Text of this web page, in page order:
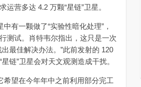
营多达 4.2 万颗“星链”卫星。
一颗做了“实验性暗化处理”，
测试。肖特韦尔指出，这只是一次
最佳解决办法。”此前发射的 120
链”卫星会对天文观测造成干扰。
望在今年年中之前利用部分完工